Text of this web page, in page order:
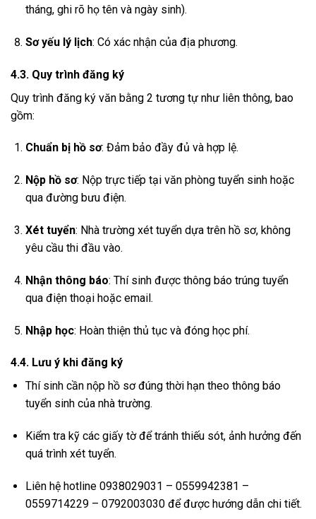
tháng, ghi rõ họ tên và ngày sinh).
Sơ yếu lý lịch: Có xác nhận của địa phương.
4.3. Quy trình đăng ký
Quy trình đăng ký văn bằng 2 tương tự như liên thông, bao
gồm:
Chuẩn bị hồ sơ: Đảm bảo đầy đủ và hợp lệ.
Nộp hồ sơ: Nộp trực tiếp tại văn phòng tuyển sinh hoặc
qua đường bưu điện.
Xét tuyển: Nhà trường xét tuyển dựa trên hồ sơ, không
yêu cầu thi đầu vào.
Nhận thông báo: Thí sinh được thông báo trúng tuyển
qua điện thoại hoặc email.
Nhập học: Hoàn thiện thủ tục và đóng học phí.
4.4. Lưu ý khi đăng ký
Thí sinh cần nộp hồ sơ đúng thời hạn theo thông báo
tuyển sinh của nhà trường.
Kiểm tra kỹ các giấy tờ để tránh thiếu sót, ảnh hưởng đến
quá trình xét tuyển.
Liên hệ hotline 0938029031 – 0559942381 –
0559714229 – 0792003030 để được hướng dẫn chi tiết.